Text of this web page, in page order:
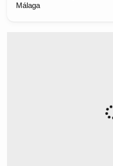
Málaga